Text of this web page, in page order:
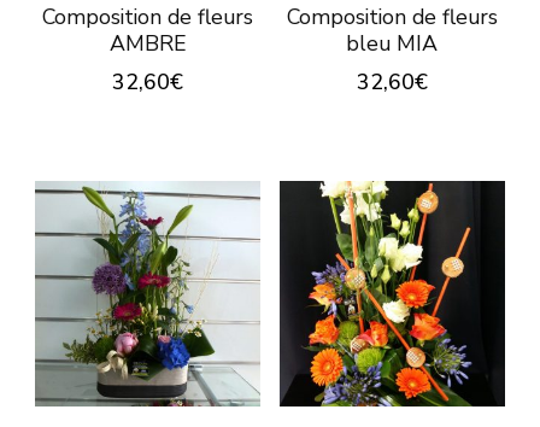
Composition de fleurs
AMBRE
32,60€
Composition de fleurs
bleu MIA
32,60€